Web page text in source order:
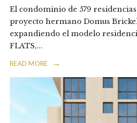
El condominio de 579
proyecto hermano Domus
expandiendo el modelo
FLATS,...
READ MORE →